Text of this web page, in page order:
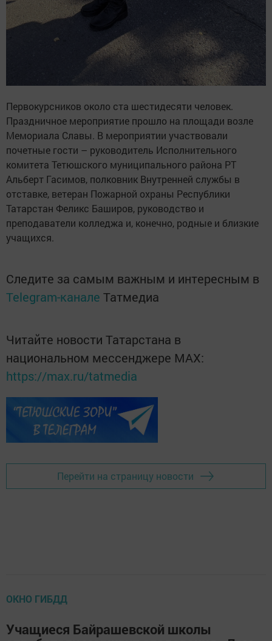
Первокурсников около ста шестидесяти человек.
Праздничное мероприятие прошло на площади возле
Мемориала Славы. В мероприятии участвовали
почетные гости – руководитель Исполнительного
комитета Тетюшского муниципального района РТ
Альберт Гасимов, полковник Внутренней службы в
отставке, ветеран Пожарной охраны Республики
Татарстан Феликс Баширов, руководство и
преподаватели колледжа и, конечно, родные и близкие
учащихся.
Следите за самым важным и интересным в
Telegram-канале Татмедиа
Читайте новости Татарстана в
национальном мессенджере MАХ:
https://max.ru/tatmedia
Перейти на страницу новости
ОКНО ГИБДД
Учащиеся Байрашевской школы